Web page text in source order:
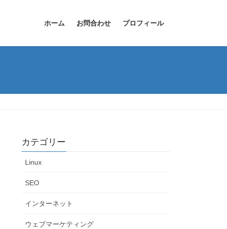
ホーム お問合わせ プロフィール
カテゴリー
Linux
SEO
インターネット
ウェブマーケティング